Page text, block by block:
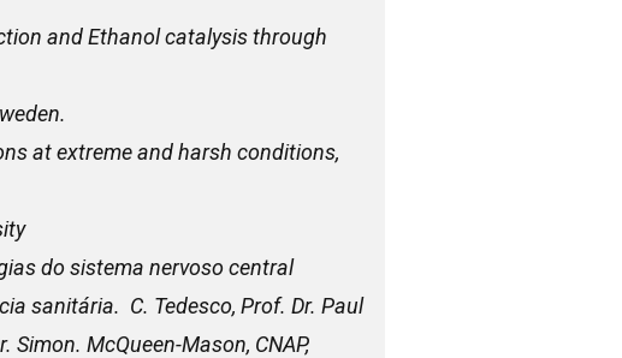
and Ethanol catalysis through
at extreme and harsh conditions,
do sistema nervoso central
sanitária. C. Tedesco, Prof. Dr. Paul
Simon. McQueen-Mason, CNAP,